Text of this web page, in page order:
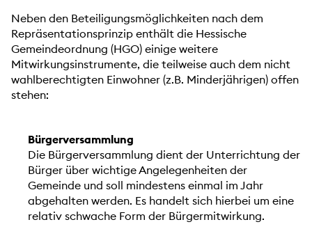
Neben den Beteiligungsmöglichkeiten nach dem
Repräsentationsprinzip enthält die Hessische
Gemeindeordnung (HGO) einige weitere
Mitwirkungsinstrumente, die teilweise auch dem nicht
wahlberechtigten Einwohner (z.B. Minderjährigen) offen
stehen:
Bürgerversammlung
Die Bürgerversammlung dient der Unterrichtung der
Bürger über wichtige Angelegenheiten der
Gemeinde und soll mindestens einmal im Jahr
abgehalten werden. Es handelt sich hierbei um eine
relativ schwache Form der Bürgermitwirkung.